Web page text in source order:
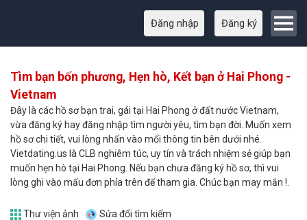
Đăng nhập Đăng ký
Tìm bạn bốn phương, Hẹn hò, Kết bạn ở Hai Phong -
Vietnam
Đây là các hồ sơ bạn trai, gái tại Hai Phong ở đất nước Vietnam,
vừa đăng ký hay đăng nhập tìm người yêu, tìm bạn đời. Muốn xem
hồ sơ chi tiết, vui lòng nhấn vào mổi thông tin bên dưới nhé.
Vietdating.us là CLB nghiêm túc, uy tín và trách nhiệm sẻ giúp bạn
muốn hẹn hò tại Hai Phong. Nếu bạn chưa đăng ký hồ sơ, thì vui
lòng ghi vào mẩu đơn phía trên để tham gia. Chúc bạn may mắn !.
Thư viện ảnh Sửa đổi tìm kiếm